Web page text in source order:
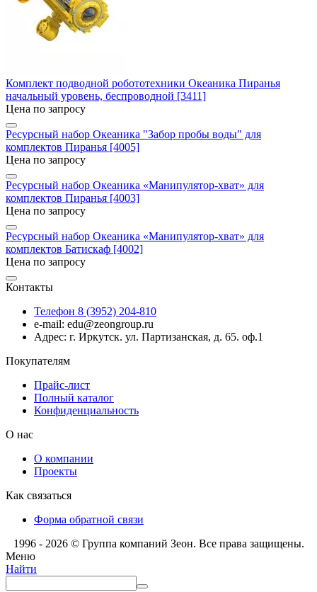
Комплект подводной робототехники Океаника Пиранья
начальный уровень, беспроводной [3411]
Цена по запросу
Ресурсный набор Океаника "Забор пробы воды" для
комплектов Пиранья [4005]
Цена по запросу
Ресурсный набор Океаника «Манипулятор-хват» для
комплектов Пиранья [4003]
Цена по запросу
Ресурсный набор Океаника «Манипулятор-хват» для
комплектов Батискаф [4002]
Цена по запросу
Контакты
Телефон 8 (3952) 204-810
e-mail: edu@zeongroup.ru
Адрес: г. Иркутск. ул. Партизанская, д. 65. оф.1
Покупателям
Прайс-лист
Полный каталог
Конфиденциальность
О нас
О компании
Проекты
Как связаться
Форма обратной связи
1996 - 2026 © Группа компаний Зеон. Все права защищены.
Меню
Найти